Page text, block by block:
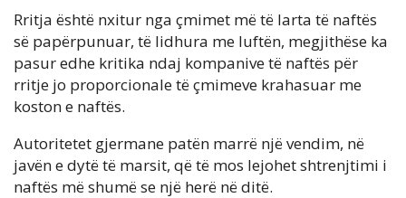
Rritja është nxitur nga çmimet më të larta të naftës
së papërpunuar, të lidhura me luftën, megjithëse ka
pasur edhe kritika ndaj kompanive të naftës për
rritje jo proporcionale të çmimeve krahasuar me
koston e naftës.
Autoritetet gjermane patën marrë një vendim, në
javën e dytë të marsit, që të mos lejohet shtrenjtimi i
naftës më shumë se një herë në ditë.